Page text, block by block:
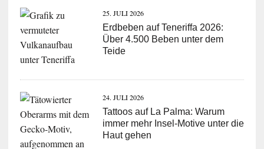
25. JULI 2026
Erdbeben auf Teneriffa 2026:
Über 4.500 Beben unter dem
Teide
24. JULI 2026
Tattoos auf La Palma: Warum
immer mehr Insel-Motive unter die
Haut gehen